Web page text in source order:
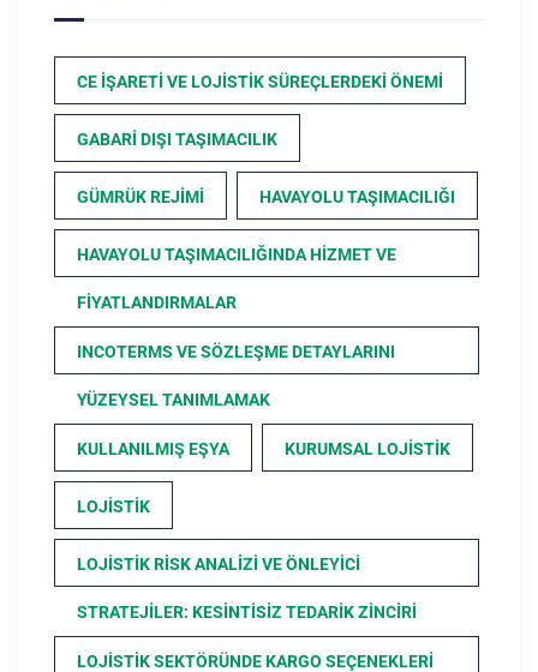
CE İŞARETI VE LOJISTIK SÜREÇLERDEKI ÖNEMI
GABARI DIŞI TAŞIMACILIK
GÜMRÜK REJIMI HAVAYOLU TAŞIMACILIĞI
HAVAYOLU TAŞIMACILIĞINDA HIZMET VE
FIYATLANDIRMALAR
INCOTERMS VE SÖZLEŞME DETAYLARINI
YÜZEYSEL TANIMLAMAK
KULLANILMIŞ EŞYA KURUMSAL LOJISTIK
LOJISTIK
LOJISTIK RISK ANALIZI VE ÖNLEYICI
STRATEJILER: KESINTISIZ TEDARIK ZINCIRI
LOJISTIK SEKTÖRÜNDE KARGO SEÇENEKLERI